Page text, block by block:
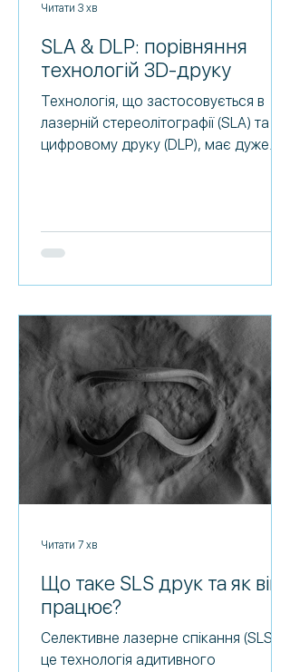
SLA & DLP: порівняння
технологій 3D-друку
Технологія, що застосовується в
лазерній стереолітографії (SLA) та
цифровому друку (DLP), має дуже
допомагає зрозуміти, чого
користувач може очікувати від
типу 3д-принтера . Слово
"стереолітографія" походить від
грецьких слів "стерео", що означає
"твердий", і "(фото) літографія", що є
формою листа світлом. У 3D-др
Читати 3 хв
Що таке SLS друк та як він
працює?
Селективне лазерне спікання (SLS) –
це технологія адитивного
Читати 7 хв